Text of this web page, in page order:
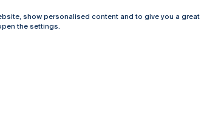
Online
show personalised content and to give you a great
the settings.